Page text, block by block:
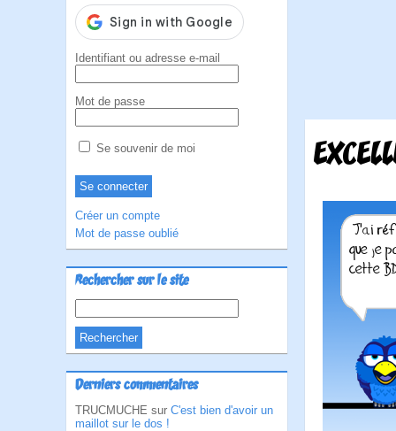
Identifiant ou adresse e-mail
Mot de passe
Se souvenir de moi
Créer un compte
Mot de passe oublié
Rechercher sur le site
Derniers commentaires
TRUCMUCHE sur C'est bien d'avoir un
maillot sur le dos !